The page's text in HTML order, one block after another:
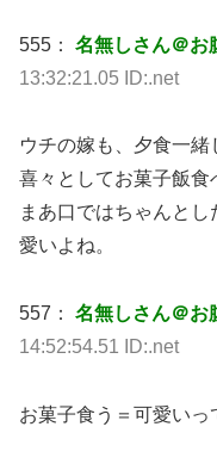
555： 名無しさん＠お
13:32:21.05 ID:.net
ウチの嫁も、夕食一緒
喜々としてお菓子飯食
まあ口ではちゃんと
愛いよね。
557： 名無しさん＠お
14:52:54.51 ID:.net
お菓子食う＝可愛いっ